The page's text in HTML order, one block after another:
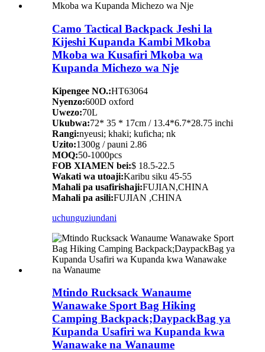
Camo Tactical Backpack Jeshi la
Kijeshi Kupanda Kambi Mkoba
Mkoba wa Kusafiri Mkoba wa
Kupanda Michezo wa Nje
Kipengee NO.:HT63064
Nyenzo:600D oxford
Uwezo:70L
Ukubwa:72* 35 * 17cm / 13.4*6.7*28.75 inchi
Rangi:nyeusi; khaki; kuficha; nk
Uzito:1300g / pauni 2.86
MOQ:50-1000pcs
FOB XIAMEN bei:$ 18.5-22.5
Wakati wa utoaji:Karibu siku 45-55
Mahali pa usafirishaji:FUJIAN,CHINA
Mahali pa asili:FUJIAN ,CHINA
uchunguziundani
Mtindo Rucksack Wanaume
Wanawake Sport Bag Hiking
Camping Backpack;DaypackBag ya
Kupanda Usafiri wa Kupanda kwa
Wanawake na Wanaume